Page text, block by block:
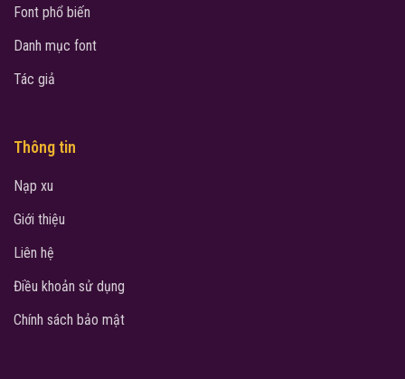
Font phổ biến
Danh mục font
Tác giả
Thông tin
Nạp xu
Giới thiệu
Liên hệ
Điều khoản sử dụng
Chính sách bảo mật